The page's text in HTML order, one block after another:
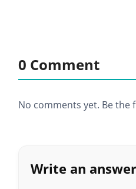
0 Comment
No comments yet. Be the
Write an answer